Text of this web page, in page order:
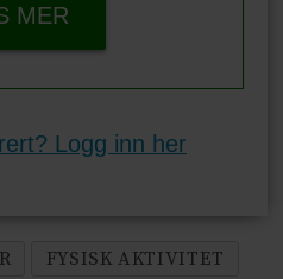
MER
Logg inn her
FYSISK AKTIVITET